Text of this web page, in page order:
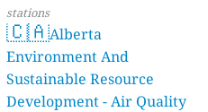
stations
🇨🇦Alberta
Environment And
Sustainable Resource
Development - Air Quality